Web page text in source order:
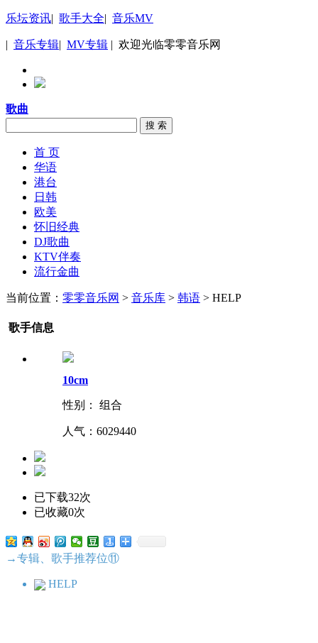
乐坛资讯| 歌手大全| 音乐MV
| 音乐专辑| MV专辑 | 欢迎光临零零音乐网
歌曲
搜 索
首 页
华语
港台
日韩
欧美
怀旧经典
DJ歌曲
KTV伴奏
流行金曲
当前位置： 零零音乐网 > 音乐库 > 韩语 > HELP
歌手信息
10cm
性别： 组合
人气： 6029440
已下载32次
已收藏0次
→专辑、歌手推荐位⑪
HELP